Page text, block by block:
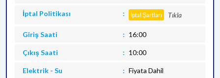
İptal Politikası İptal Şartları Tıkla
Giriş Saati 16:00
Çıkış Saati 10:00
Elektrik - Su Fiyata Dahil